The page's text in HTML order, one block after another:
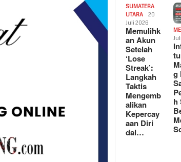
SUMATERA
UTARA
20
Juli 2026
Memulihk
an Akun
Setelah
‘Lose
Streak’:
Langkah
Taktis
Mengemb
alikan
Kepercay
aan Diri
dal…
g
h